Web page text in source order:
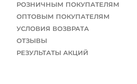
РОЗНИЧНЫМ ПОКУПАТЕЛЯМ
ОПТОВЫМ ПОКУПАТЕЛЯМ
УСЛОВИЯ ВОЗВРАТА
ОТЗЫВЫ
РЕЗУЛЬТАТЫ АКЦИЙ